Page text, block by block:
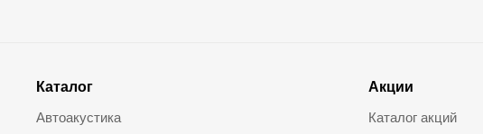
Каталог
Автоакустика
Акции
Каталог акций